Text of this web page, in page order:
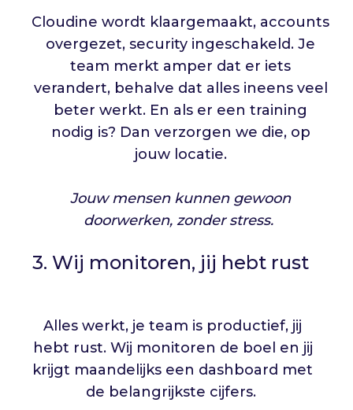
Cloudine wordt klaargemaakt, accounts
overgezet, security ingeschakeld. Je
team merkt amper dat er iets
verandert, behalve dat alles ineens veel
beter werkt. En als er een training
nodig is? Dan verzorgen we die, op
jouw locatie.
Jouw mensen kunnen gewoon
doorwerken, zonder stress.
3. Wij monitoren, jij hebt rust
Alles werkt, je team is productief, jij
hebt rust. Wij monitoren de boel en jij
krijgt maandelijks een dashboard met
de belangrijkste cijfers.